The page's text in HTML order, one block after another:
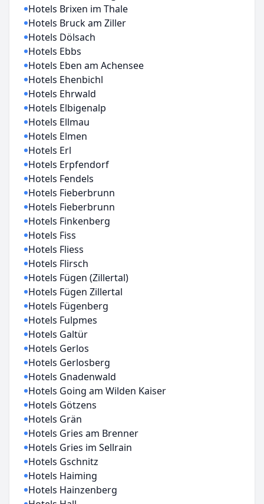
Hotels Brixen im Thale
Hotels Bruck am Ziller
Hotels Dölsach
Hotels Ebbs
Hotels Eben am Achensee
Hotels Ehenbichl
Hotels Ehrwald
Hotels Elbigenalp
Hotels Ellmau
Hotels Elmen
Hotels Erl
Hotels Erpfendorf
Hotels Fendels
Hotels Fieberbrunn
Hotels Fieberbrunn
Hotels Finkenberg
Hotels Fiss
Hotels Fliess
Hotels Flirsch
Hotels Fügen (Zillertal)
Hotels Fügen Zillertal
Hotels Fügenberg
Hotels Fulpmes
Hotels Galtür
Hotels Gerlos
Hotels Gerlosberg
Hotels Gnadenwald
Hotels Going am Wilden Kaiser
Hotels Götzens
Hotels Grän
Hotels Gries am Brenner
Hotels Gries im Sellrain
Hotels Gschnitz
Hotels Haiming
Hotels Hainzenberg